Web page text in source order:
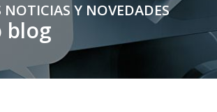
NOTICIAS Y NOVEDADES
blog